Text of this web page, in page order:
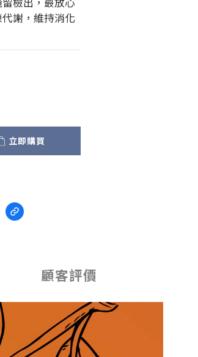
謝，維持消化
立即購買
顧客評價